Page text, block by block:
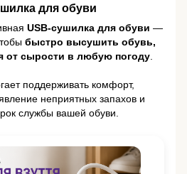
для обуви
USB-сушилка для обуви —
быстро высушить обувь,
от сырости в любую погоду.
поддерживать комфорт,
неприятных запахов и
службы вашей обуви.